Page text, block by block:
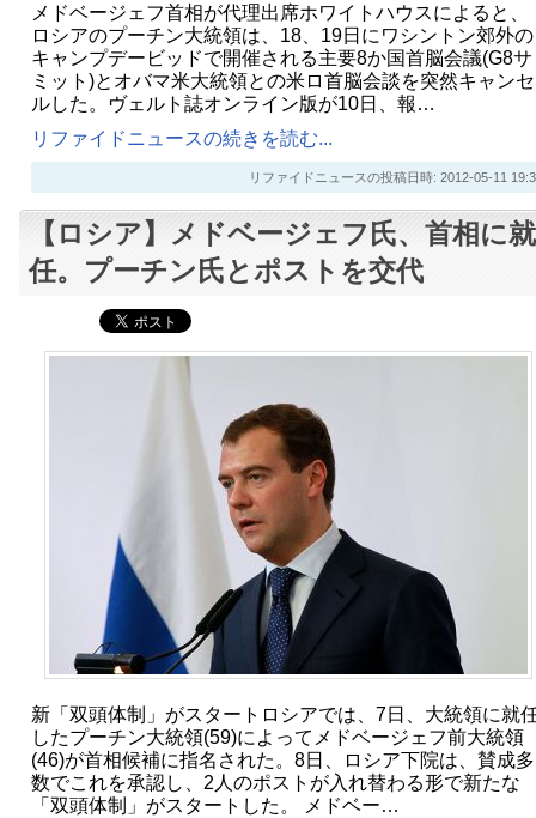
メドベージェフ首相が代理出席ホワイトハウスによると、
ロシアのプーチン大統領は、18、19日にワシントン郊外の
キャンプデービッドで開催される主要8か国首脳会議(G8サ
ミット)とオバマ米大統領との米ロ首脳会談を突然キャンセ
ルした。ヴェルト誌オンライン版が10日、報…
リファイドニュースの続きを読む...
リファイドニュースの投稿日時: 2012-05-11
【ロシア】メドベージェフ氏、首相に就
任。プーチン氏とポストを交代
新「双頭体制」がスタートロシアでは、7日、大統領に就
したプーチン大統領(59)によってメドベージェフ前大統領
(46)が首相候補に指名された。8日、ロシア下院は、賛成多
数でこれを承認し、2人のポストが入れ替わる形で新たな
「双頭体制」がスタートした。 メドベー…